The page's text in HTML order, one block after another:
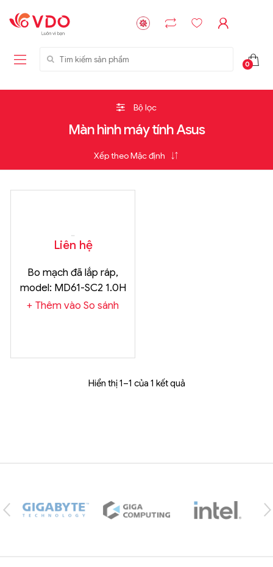
Tìm kiếm sản phẩm
0
Bộ lọc
Màn hình máy tính Asus
Liên hệ
Bo mạch đã lắp ráp,
model: MD61-SC2 1.0H
CLK-SP
Thêm vào So sánh
Hiển thị 1–1 của 1 kết quả